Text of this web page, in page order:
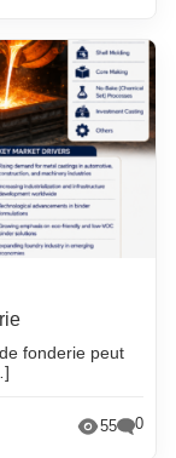
fonderie peut
55 0